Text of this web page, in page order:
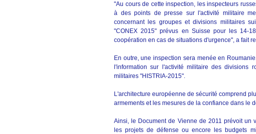
"Au cours de cette inspection, les inspecteurs
à des points de presse sur l'activité militaire
concernant les groupes et divisions militaires
"CONEX 2015" prévus en Suisse pour les 14-
coopération en cas de situations d'urgence", a fait
En outre, une inspection sera menée en
l'information sur l'activité militaire des divisions
militaires "HISTRIA-2015".
L'architecture européenne de sécurité comprend
armements et les mesures de la confiance dans le
Ainsi, le Document de Vienne de 2011 prévoit un
les projets de défense ou encore les budgets